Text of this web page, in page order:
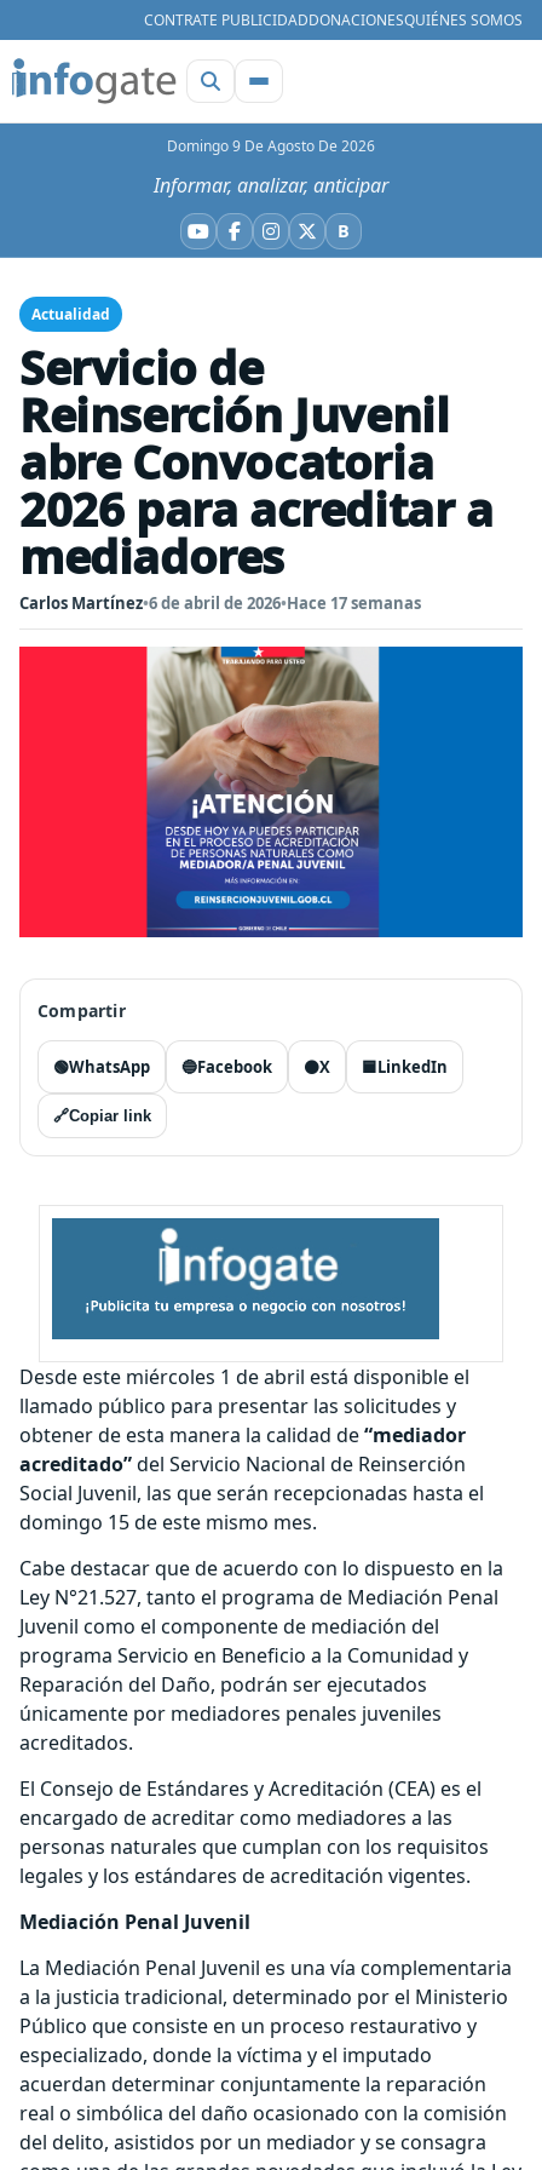
CONTRATE PUBLICIDADDONACIONESQUIÉNES SOMOS
Domingo 9 De Agosto De 2026
Informar, analizar, anticipar
YouTube
Facebook
Instagram
X BBluesky
Actualidad
Servicio de
Reinserción Juvenil
abre Convocatoria
2026 para acreditar a
mediadores
Carlos Martínez•6 de abril de 2026•Hace 17 semanas
Compartir
🟢WhatsApp 🔵Facebook ⚫X 🟦LinkedIn
🔗Copiar link
Desde este miércoles 1 de abril está disponible el
llamado público para presentar las solicitudes y
obtener de esta manera la calidad de“mediador
acreditado”del Servicio Nacional de Reinserción
Social Juvenil, las que serán recepcionadas hasta el
domingo 15 de este mismo mes.
Cabe destacar que de acuerdo con lo dispuesto en la
Ley N°21.527, tanto el programa de Mediación Penal
Juvenil como el componente de mediación del
programa Servicio en Beneficio a la Comunidad y
Reparación del Daño, podrán ser ejecutados
únicamente por mediadores penales juveniles
acreditados.
El Consejo de Estándares y Acreditación (CEA) es el
encargado de acreditar como mediadores a las
personas naturales que cumplan con los requisitos
legales y los estándares de acreditación vigentes.
Mediación Penal Juvenil
La Mediación Penal Juvenil es una vía complementaria
a la justicia tradicional, determinado por el Ministerio
Público que consiste en un proceso restaurativo y
especializado, donde la víctima y el imputado
acuerdan determinar conjuntamente la reparación
real o simbólica del daño ocasionado con la comisión
del delito, asistidos por un mediador y se consagra